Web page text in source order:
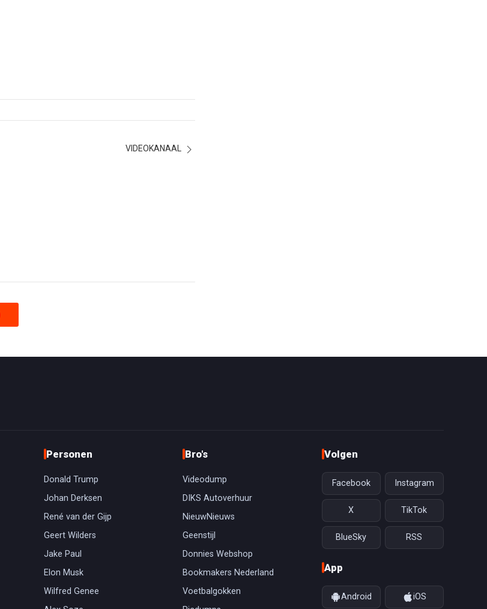
VIDEOKANAAL
Personen
Donald Trump
Johan Derksen
René van der Gijp
Geert Wilders
Jake Paul
Elon Musk
Wilfred Genee
Bro's
Videodump
DIKS Autoverhuur
NieuwNieuws
Geenstijl
Donnies Webshop
Bookmakers Nederland
Voetbalgokken
Volgen
Facebook Instagram
X TikTok
BlueSky RSS
App
Android iOS